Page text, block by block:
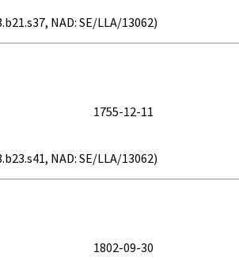
NAD: SE/LLA/13062)
1755-12-11
NAD: SE/LLA/13062)
1802-09-30